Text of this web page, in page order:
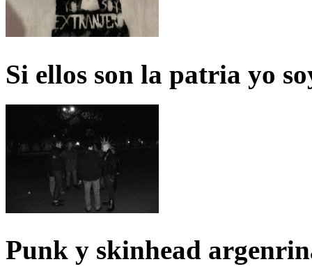
Si ellos son la patria yo
Punk y skinhead